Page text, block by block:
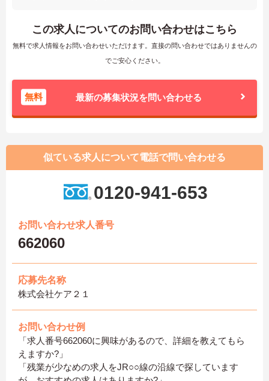
この求人についてのお問い合わせはこちら
無料で求人情報をお問い合わせいただけます。直接の問い合わせではありませんの
でご安心ください。
無料 最新の募集状況を問い合わせる
似ている求人について電話で問い合わせる
0120-941-653
お問い合わせ求人番号
662060
応募先名称
株式会社ケア２１
お問い合わせ例
「求人番号662060に興味があるので、詳細を教えてもら
えますか?」
「残業が少なめの求人をJR○○線の沿線で探しています